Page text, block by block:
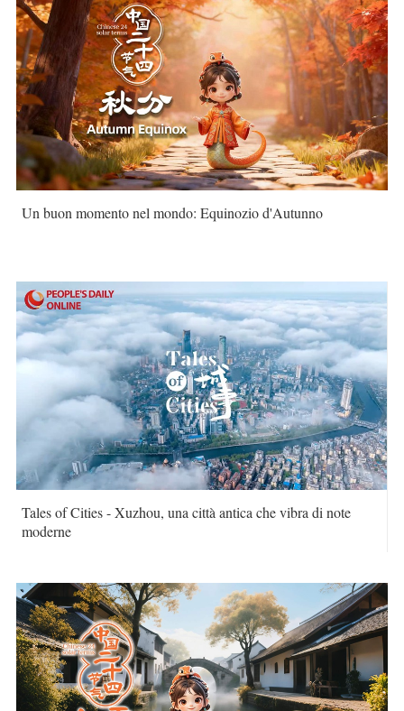
Un buon momento nel mondo: Equinozio d'Autunno
Tales of Cities - Xuzhou, una città antica che vibra di note
moderne